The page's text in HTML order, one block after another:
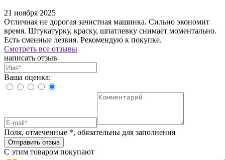
21 ноября 2025
Отличная не дорогая зачистная машинка. Сильно экономит
время. Штукатурку, краску, шпатлевку снимает моментально.
Есть сменные лезвия. Рекомендую к покупке.
Смотреть все отзывы
написать отзыв
Ваша оценка:
Поля, отмеченные *, обязательны для заполнения
Отправить отзыв
С этим товаром покупают